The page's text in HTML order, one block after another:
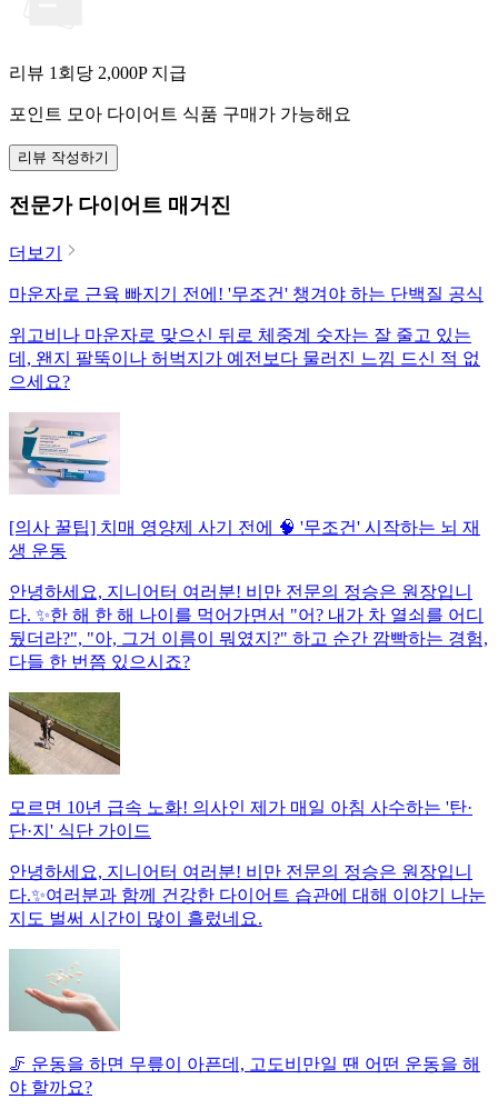
리뷰 1회당 2,000P 지급
포인트 모아 다이어트 식품 구매가 가능해요
리뷰 작성하기
전문가 다이어트 매거진
더보기
마운자로 근육 빠지기 전에! '무조건' 챙겨야 하는 단백질 공식
위고비나 마운자로 맞으신 뒤로 체중계 숫자는 잘 줄고 있는
데, 왠지 팔뚝이나 허벅지가 예전보다 물러진 느낌 드신 적 없
으세요?
[의사 꿀팁] 치매 영양제 사기 전에 🧠 '무조건' 시작하는 뇌 재
생 운동
안녕하세요, 지니어터 여러분! 비만 전문의 정승은 원장입니
다. ✨한 해 한 해 나이를 먹어가면서 "어? 내가 차 열쇠를 어디
뒀더라?", "아, 그거 이름이 뭐였지?" 하고 순간 깜빡하는 경험,
다들 한 번쯤 있으시죠?
모르면 10년 급속 노화! 의사인 제가 매일 아침 사수하는 '탄·
단·지' 식단 가이드
안녕하세요, 지니어터 여러분! 비만 전문의 정승은 원장입니
다.✨여러분과 함께 건강한 다이어트 습관에 대해 이야기 나눈
지도 벌써 시간이 많이 흘렀네요.
🦵 운동을 하면 무릎이 아픈데, 고도비만일 땐 어떤 운동을 해
야 할까요?